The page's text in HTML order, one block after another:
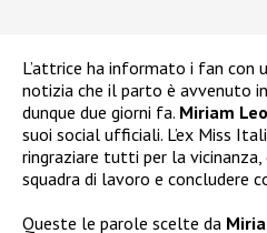
L’attrice ha informato i fan con
notizia che il parto è avvenuto
dunque due giorni fa. Miriam
suoi social ufficiali. L’ex Miss
ringraziare tutti per la
squadra di lavoro e concludere
Queste le parole scelte da